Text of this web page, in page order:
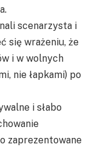
scenarzysta i
się wrażeniu, że
i w wolnych
nie łapkami) po
i słabo
zaprezentowane